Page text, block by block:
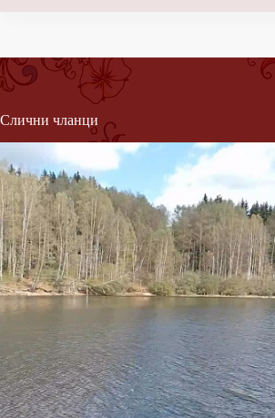
Слични чланци